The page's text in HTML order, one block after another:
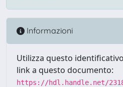
Informazioni
Utilizza questo
link a questo documento:
https://hdl.handle.net/